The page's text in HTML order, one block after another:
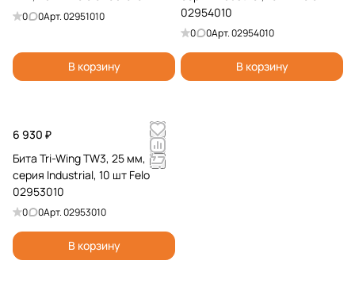
0 0Арт.02951010
В корзину
02954010
0 0Арт.02954010
В корзину
6 930 ₽
Бита Tri-Wing TW3, 25 мм,
серия Industrial, 10 шт Felo
02953010
0 0Арт.02953010
В корзину